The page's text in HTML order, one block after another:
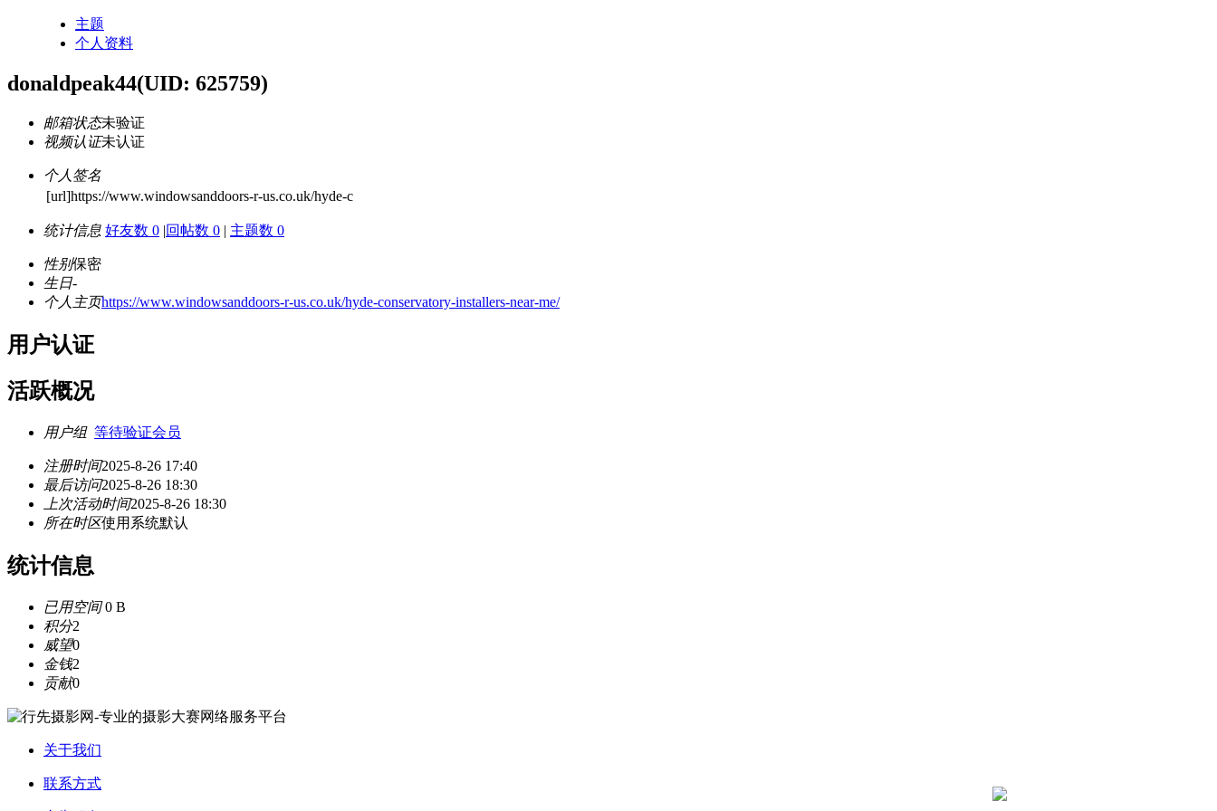
主题
个人资料
donaldpeak44(UID: 625759)
邮箱状态未验证
视频认证未认证
个人签名
[url]https://www.windowsanddoors-r-us.co.uk/hyde-c
统计信息 好友数 0 |回帖数 0 | 主题数 0
性别保密
生日-
个人主页https://www.windowsanddoors-r-us.co.uk/hyde-conservatory-installers-near-me/
用户认证
活跃概况
用户组 等待验证会员
注册时间2025-8-26 17:40
最后访问2025-8-26 18:30
上次活动时间2025-8-26 18:30
所在时区使用系统默认
统计信息
已用空间0 B
积分2
威望0
金钱2
贡献0
关于我们
联系方式